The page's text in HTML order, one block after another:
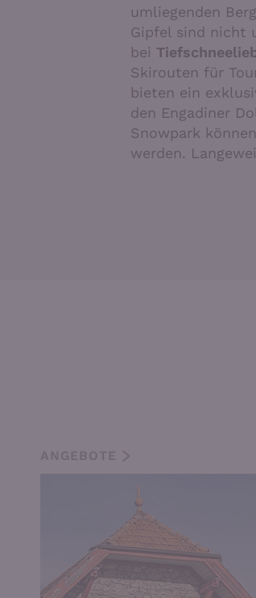
umliegenden
Gipfel sind nicht
bei
Skirouten für
bieten ein
den Engadiner
Snowpark
werden.
ANGEBOTE